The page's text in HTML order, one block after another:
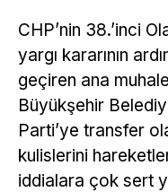
CHP’nin 38.’inci
yargı kararının
geçiren ana
Büyükşehir
Parti’ye transfer
kulislerini
iddialara çok sert